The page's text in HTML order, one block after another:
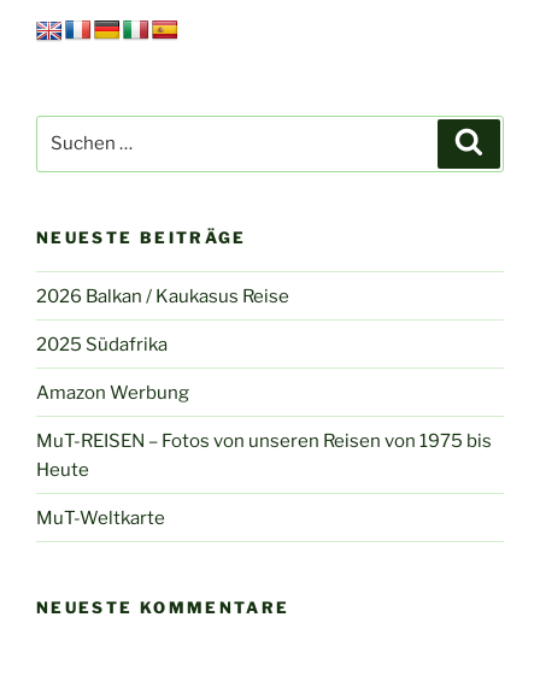
nach:
NEUESTE BEITRÄGE
2026 Balkan / Kaukasus Reise
2025 Südafrika
Amazon Werbung
MuT-REISEN – Fotos von unseren Reisen von 1975 bis
Heute
MuT-Weltkarte
NEUESTE KOMMENTARE